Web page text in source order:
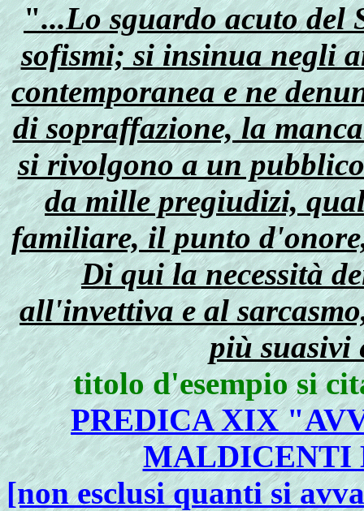
"...Lo sguardo acuto del
sofismi; si insinua negli
contemporanea e ne
di sopraffazione, la
si rivolgono a un
da mille pregiudizi,
familiare, il punto
Di qui la necessità
all'invettiva e al
più suasivi
titolo d'esempio si
PREDICA XIX
MALDICENTI
[non esclusi quanti si